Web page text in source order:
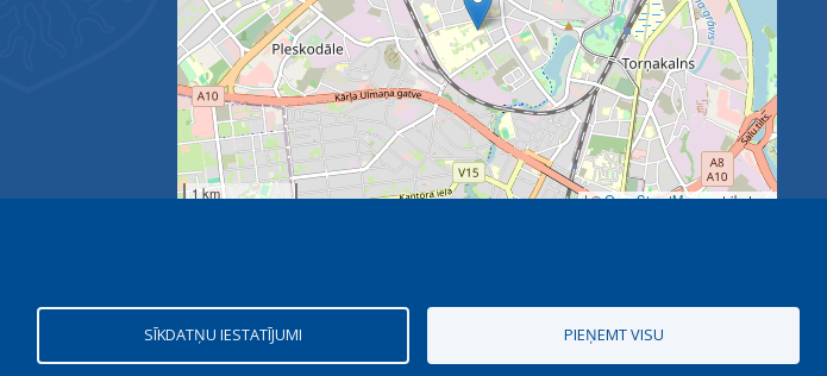
1 km | ©OpenStreetMapcontributors
SĪKDATŅU IESTATĪJUMI PIEŅEMT VISU